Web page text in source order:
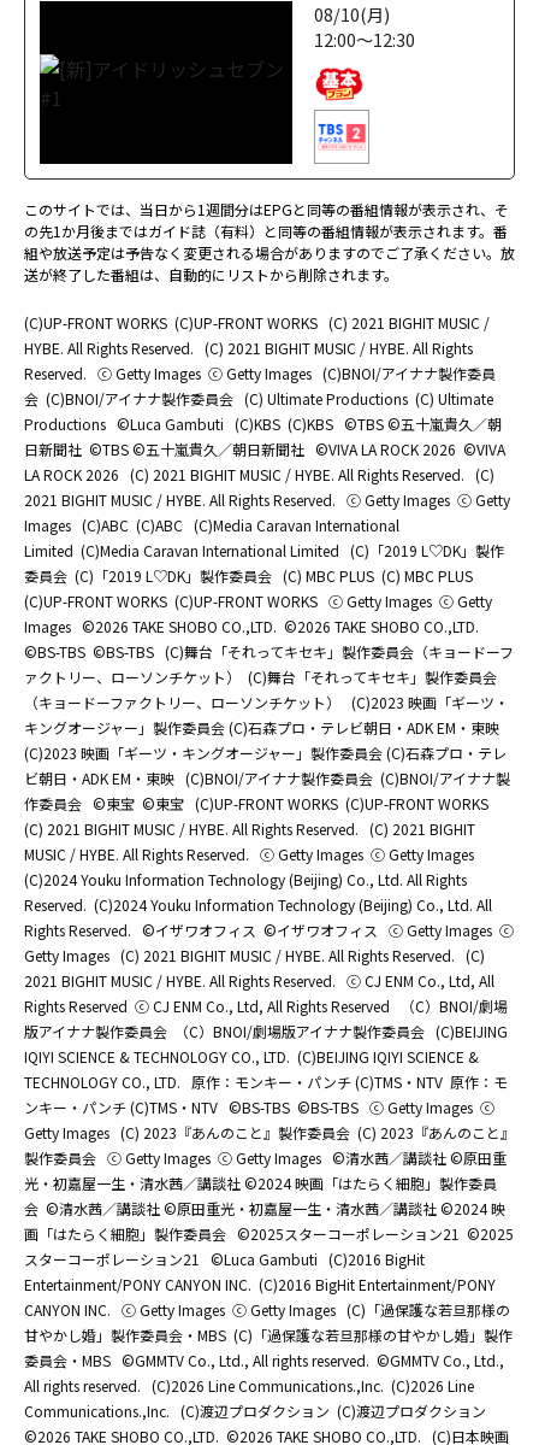
08/10(月)
12:00～12:30
このサイトでは、当日から1週間分はEPGと同等の番組情報が表示され、そ
の先1か月後まではガイド誌（有料）と同等の番組情報が表示されます。番
組や放送予定は予告なく変更される場合がありますのでご了承ください。放
送が終了した番組は、自動的にリストから削除されます。
(C)UP-FRONT WORKS (C)UP-FRONT WORKS (C) 2021 BIGHIT MUSIC /
HYBE. All Rights Reserved. (C) 2021 BIGHIT MUSIC / HYBE. All Rights
Reserved. ⓒ Getty Images ⓒ Getty Images (C)BNOI/アイナナ製作委員
会 (C)BNOI/アイナナ製作委員会 (C) Ultimate Productions (C) Ultimate
Productions ©Luca Gambuti (C)KBS (C)KBS ©TBS ©五十嵐貴久／朝
日新聞社 ©TBS ©五十嵐貴久／朝日新聞社 ©️VIVA LA ROCK 2026 ©️VIVA
LA ROCK 2026 (C) 2021 BIGHIT MUSIC / HYBE. All Rights Reserved. (C)
2021 BIGHIT MUSIC / HYBE. All Rights Reserved. ⓒ Getty Images ⓒ Getty
Images (C)ABC (C)ABC (C)Media Caravan International
Limited (C)Media Caravan International Limited (C)「2019 L♡DK」製作
委員会 (C)「2019 L♡DK」製作委員会 (C) MBC PLUS (C) MBC PLUS
(C)UP-FRONT WORKS (C)UP-FRONT WORKS ⓒ Getty Images ⓒ Getty
Images ©2026 TAKE SHOBO CO.,LTD. ©2026 TAKE SHOBO CO.,LTD.
©BS-TBS ©BS-TBS (C)舞台「それってキセキ」製作委員会（キョードーフ
ァクトリー、ローソンチケット）
(C)舞台「それってキセキ」製作委員会
（キョードーファクトリー、ローソンチケット）
(C)2023 映画「ギーツ・
キングオージャー」製作委員会 (C)石森プロ・テレビ朝日・ADK EM・東映
(C)2023 映画「ギーツ・キングオージャー」製作委員会 (C)石森プロ・テレ
ビ朝日・ADK EM・東映 (C)BNOI/アイナナ製作委員会 (C)BNOI/アイナナ製
作委員会 ©東宝 ©東宝 (C)UP-FRONT WORKS (C)UP-FRONT WORKS
(C) 2021 BIGHIT MUSIC / HYBE. All Rights Reserved. (C) 2021 BIGHIT
MUSIC / HYBE. All Rights Reserved. ⓒ Getty Images ⓒ Getty Images
(C)2024 Youku Information Technology (Beijing) Co., Ltd. All Rights
Reserved. (C)2024 Youku Information Technology (Beijing) Co., Ltd. All
Rights Reserved. ©イザワオフィス ©イザワオフィス ⓒ Getty Images ⓒ
Getty Images (C) 2021 BIGHIT MUSIC / HYBE. All Rights Reserved. (C)
2021 BIGHIT MUSIC / HYBE. All Rights Reserved. ⓒ CJ ENM Co., Ltd, All
Rights Reserved ⓒ CJ ENM Co., Ltd, All Rights Reserved
（C）BNOI/劇場
版アイナナ製作委員会
（C）BNOI/劇場版アイナナ製作委員会 (C)BEIJING
IQIYI SCIENCE & TECHNOLOGY CO., LTD. (C)BEIJING IQIYI SCIENCE &
TECHNOLOGY CO., LTD.
原作：モンキー・パンチ (C)TMS・NTV 原作：モ
ンキー・パンチ (C)TMS・NTV ©BS-TBS ©BS-TBS ⓒ Getty Images ⓒ
Getty Images (C) 2023『あんのこと』製作委員会 (C) 2023『あんのこと』
製作委員会 ⓒ Getty Images ⓒ Getty Images ©清水茜／講談社 ©原田重
光・初嘉屋一生・清水茜／講談社 ©2024 映画「はたらく細胞」製作委員
会 ©清水茜／講談社 ©原田重光・初嘉屋一生・清水茜／講談社 ©2024 映
画「はたらく細胞」製作委員会 ©2025スターコーポレーション21 ©2025
スターコーポレーション21
©Luca Gambuti (C)2016 BigHit
Entertainment/PONY CANYON INC. (C)2016 BigHit Entertainment/PONY
CANYON INC. ⓒ Getty Images ⓒ Getty Images (C)「過保護な若旦那様の
甘やかし婚」製作委員会・MBS (C)「過保護な若旦那様の甘やかし婚」製作
委員会・MBS ©GMMTV Co., Ltd., All rights reserved. ©GMMTV Co., Ltd.,
All rights reserved. (C)2026 Line Communications.,Inc. (C)2026 Line
Communications.,Inc. (C)渡辺プロダクション (C)渡辺プロダクション
©2026 TAKE SHOBO CO.,LTD. ©2026 TAKE SHOBO CO.,LTD. (C)日本映画